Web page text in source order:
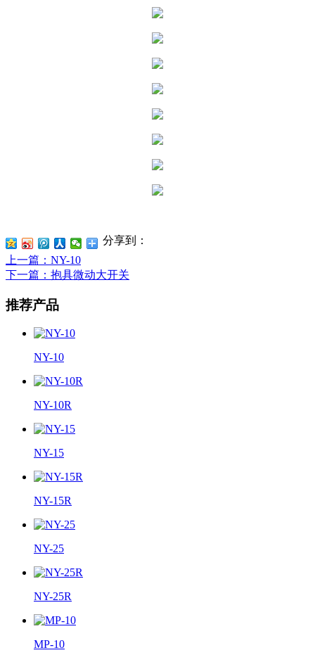
分享到：
上一篇 ：NY-10
下一篇 ：抱具微动大开关
推荐产品
NY-10
NY-10R
NY-15
NY-15R
NY-25
NY-25R
MP-10